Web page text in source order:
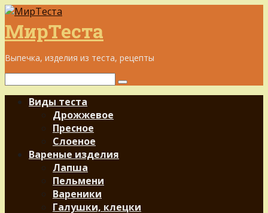
Перейти
к
контенту
МирТеста
Выпечка, изделия из теста, рецепты
Поиск:
Виды теста
Дрожжевое
Пресное
Слоеное
Вареные изделия
Лапша
Пельмени
Вареники
Галушки, клецки